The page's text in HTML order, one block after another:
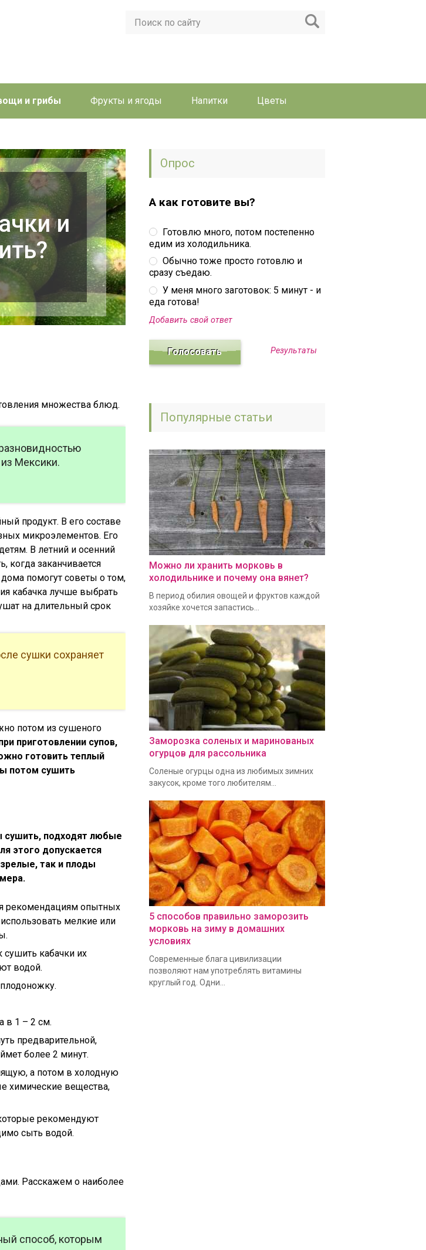
и грибы Фрукты и ягоды Напитки Цветы
и
множества блюд.
Мексики.
продукт. В его составе
микроэлементов. Его
В летний и осенний
когда заканчивается
помогут советы о том,
кабачка лучше выбрать
на длительный срок
сушки сохраняет
потом из сушеного
приготовлении супов,
готовить теплый
потом сушить
сушить, подходят любые
этого допускается
так и плоды
рекомендациям опытных
мелкие или
сушить кабачки их
водой.
в 1 – 2 см.
предварительной,
более 2 минут.
а потом в холодную
химические вещества,
рекомендуют
сыть водой.
Расскажем о наиболее
способ, которым
Опрос
А как готовите вы?
Готовлю много, потом постепенно
едим из холодильника.
Обычно тоже просто готовлю и
сразу съедаю.
У меня много заготовок: 5 минут - и
еда готова!
Добавить свой ответ
Результаты
Популярные статьи
Можно ли хранить морковь в
холодильнике и почему она вянет?
В период обилия овощей и фруктов каждой
хозяйке хочется запастись...
Заморозка соленых и маринованых
огурцов для рассольника
Соленые огурцы одна из любимых зимних
закусок, кроме того любителям...
5 способов правильно заморозить
морковь на зиму в домашних
условиях
Современные блага цивилизации
позволяют нам употреблять витамины
круглый год. Одни...